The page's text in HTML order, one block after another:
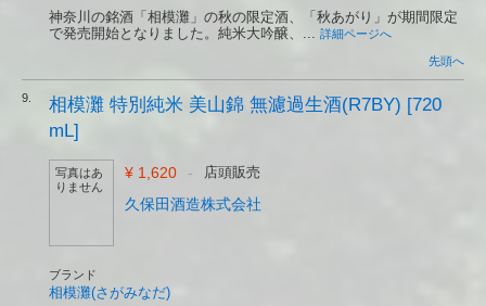
神奈川の銘酒「相模灘」の秋の限定酒、「秋あがり」が期間限定
で発売開始となりました。純米大吟醸、... 詳細ページへ
先頭へ
9.
相模灘 特別純米 美山錦 無濾過生酒(R7BY) [720
mL]
写真はあ
りません
¥ 1,620 - 店頭販売
久保田酒造株式会社
ブランド
相模灘(さがみなだ)